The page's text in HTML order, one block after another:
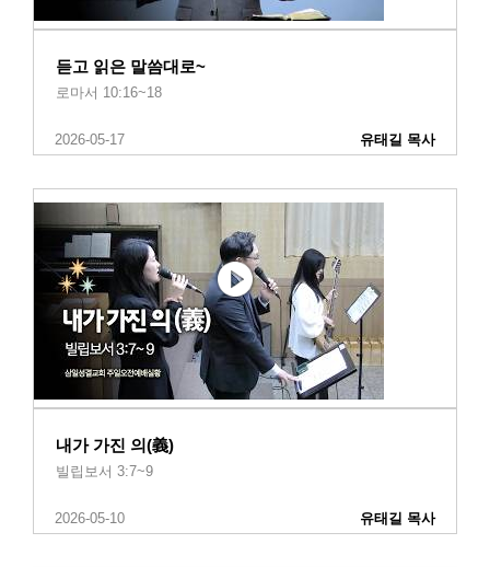
듣고 읽은 말씀대로~
로마서 10:16~18
2026-05-17 유태길 목사
내가 가진 의(義)
빌립보서 3:7~9
2026-05-10 유태길 목사